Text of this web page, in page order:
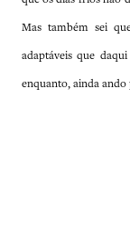
Mas também sei
adaptáveis que
enquanto, ainda